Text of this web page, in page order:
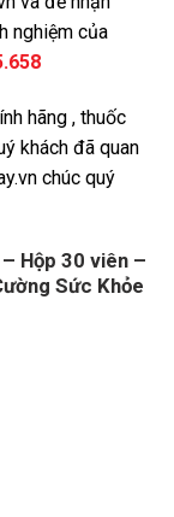
nghiệm của
hãng , thuốc
khách đã quan
chúc quý
Hộp 30 viên –
Sức Khỏe